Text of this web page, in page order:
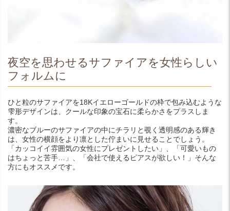
夜空を思わせるサファイアを女性らしい
フォルムに
ひと粒のサファイアを18Kイエローゴールドの枠で包み込むような
雫形デザインは、クールな印象の宝石に柔らかさをプラスしま
す。
濃密なブルーのサファイアの中にチラリと覗く透明感のある輝き
は、女性の横顔をより凛とした佇まいに見せることでしょう。
「カッコイイ雰囲気の女性にプレゼントしたい」、「可愛いもの
はちょっと苦手…」、「会社で使えるピアスが欲しい！」そんな
方にもオススメです。